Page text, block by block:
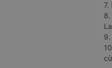
7.
8.
9.